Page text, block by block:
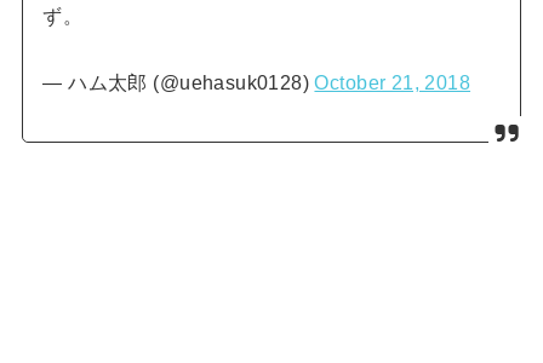
ず。
— ハム太郎 (@uehasuk0128)October 21, 2018